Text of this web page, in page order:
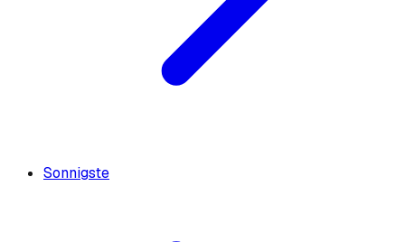
Sonnigste